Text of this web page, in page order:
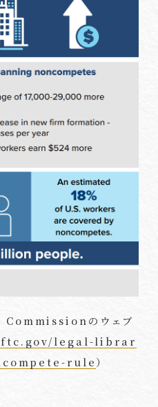
のウェブ
legal-librar
rule）